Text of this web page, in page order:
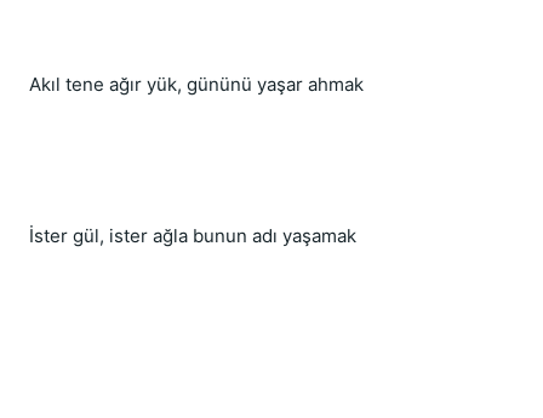
Akıl tene ağır yük, gününü yaşar ahmak
İster gül, ister ağla bunun adı yaşamak